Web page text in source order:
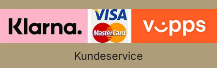
Kundeservice